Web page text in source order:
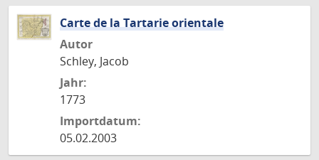
Carte de la Tartarie orientale
Autor
Schley, Jacob
Jahr:
1773
Importdatum:
05.02.2003